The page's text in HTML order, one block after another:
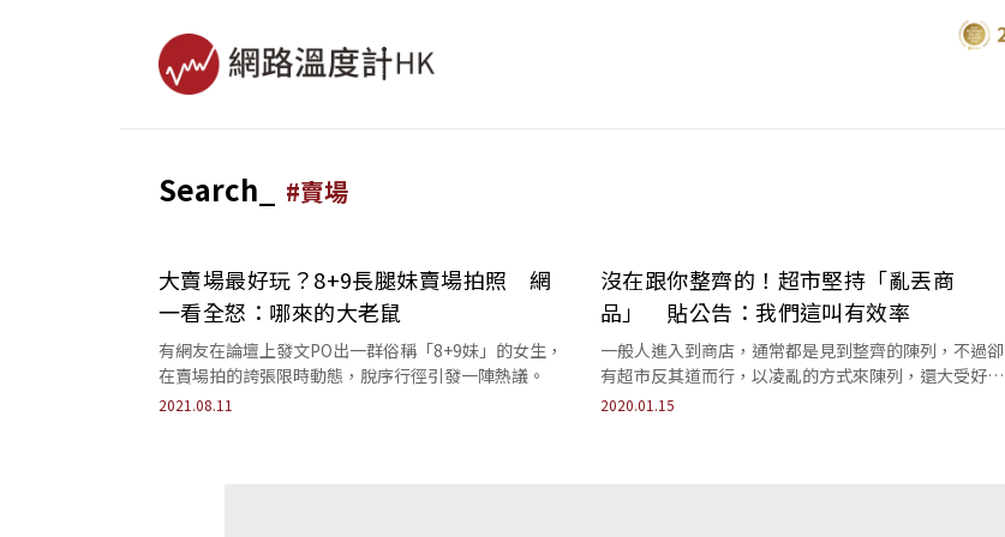
Search_ #賣場
大賣場最好玩？8+9長腿妹賣場拍照 網
一看全怒：哪來的大老鼠
有網友在論壇上發文PO出一群俗稱「8+9妹」的女生，
在賣場拍的誇張限時動態，脫序行徑引發一陣熱議。
2021.08.11
沒在跟你整齊的！超市堅持「亂丟商
品」 貼公告：我們這叫有效率
一般人進入到商店，通常都是見到整齊的陳列，不過卻
有超市反其道而行，以凌亂的方式來陳列，還大受好
評...
2020.01.15